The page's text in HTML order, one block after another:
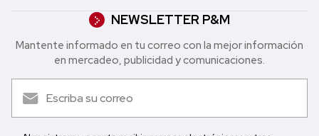
NEWSLETTER P&M
Mantente informado en tu correo con la mejor in formación
en mercadeo, publicidad y comunicaciones.